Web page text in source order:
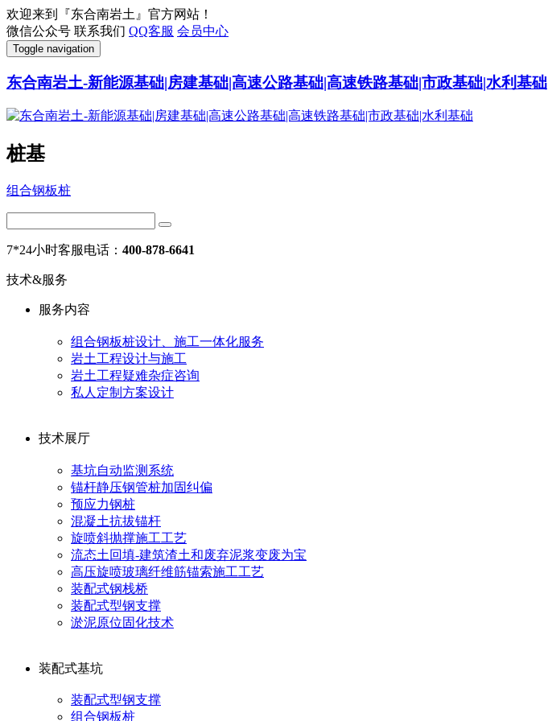
欢迎来到『东合南岩土』官方网站！
微信公众号 联系我们 QQ客服 会员中心
Toggle navigation
东合南岩土-新能源基础|房建基础|高速公路基础|高速铁路基础|市政基础|水利基础
桩基
组合钢板桩
7*24小时客服电话： 400-878-6641
技术&服务
服务内容
组合钢板桩设计、施工一体化服务
岩土工程设计与施工
岩土工程疑难杂症咨询
私人定制方案设计
技术展厅
基坑自动监测系统
锚杆静压钢管桩加固纠偏
预应力钢桩
混凝土抗拔锚杆
旋喷斜抛撑施工工艺
流态土回填-建筑渣土和废弃泥浆变废为宝
高压旋喷玻璃纤维筋锚索施工工艺
装配式钢栈桥
装配式型钢支撑
淤泥原位固化技术
装配式基坑
装配式型钢支撑
组合钢板桩